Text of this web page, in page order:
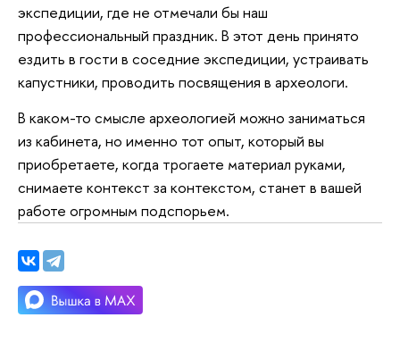
экспедиции, где не отмечали бы наш
профессиональный праздник. В этот день принято
ездить в гости в соседние экспедиции, устраивать
капустники, проводить посвящения в археологи.
В каком-то смысле археологией можно заниматься
из кабинета, но именно тот опыт, который вы
приобретаете, когда трогаете материал руками,
снимаете контекст за контекстом, станет в вашей
работе огромным подспорьем.